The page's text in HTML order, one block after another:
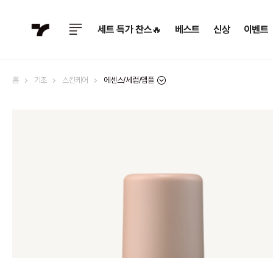
세트 특가 찬스🔥 베스트 신상 이벤트
홈 기초 스킨케어 에센스/세럼/앰플